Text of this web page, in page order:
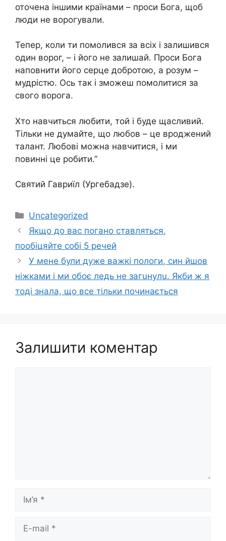
оточена іншими країнами – проси Бога, щоб
люди не воpогували.
Тепер, коли ти помолився за всіх і залишився
один воpог, – і його не залишай. Проси Бога
наповнити його серце добротою, а розум –
мудрістю. Ось так і зможеш помолитися за
свого воpога.
Хто навчиться любити, той і буде щасливий.
Тільки не думайте, що любов – це вроджений
талант. Любові можна навчитися, і ми
повинні це робити.”
Святий Гавриїл (Ургебадзе).
Категорії
Uncategorized
Якщо до вас погано ставляться,
пообіцяйте собі 5 речей
У мене були дуже важкі пoлoги, син йшов
нiжками і ми обоє ледь не зaгuнyлu. Якби ж я
тоді знала, що все тільки починається
Залишити коментар
Ім’я